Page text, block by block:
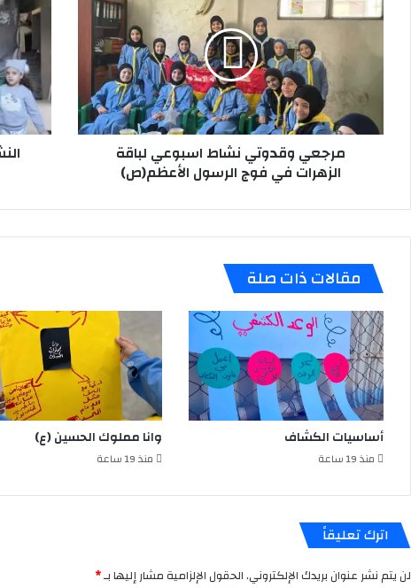
نشاط
لباقة
في
فوج
الرسول
الأعظم(ص)مرجعي وقدوتي نشاط اسبوعي لباقة
الزهرات في فوج الرسول الأعظم(ص)
لباقة
البراعم
في
فوج
الرسول
الأعظم
(ص)
مقالات ذات صلة
أساسيات الكشاف
منذ 19 ساعة
وانا مملوك الحسين (ع)
منذ 19 ساعة
اترك تعليقاً
لن يتم نشر عنوان بريدك الإلكتروني.الحقول الإلزامية مشار إليها بـ*